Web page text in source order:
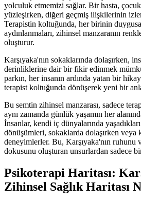
yolculuk etmemizi sağlar. Bir hasta,
yüzleşirken, diğeri geçmiş ilişkilerinin
Terapistin koltuğunda, her birinin
aydınlanmaları, zihinsel manzaranın
oluşturur.
Karşıyaka'nın sokaklarında dolaşırken,
derinliklerine dair bir fikir edinmek
parkın, her insanın ardında yatan bir
terapist koltuğunda dönüşerek yeni bir
Bu semtin zihinsel manzarası, sadece
aynı zamanda günlük yaşamın her
İnsanlar, kendi iç dünyalarında
dönüşümleri, sokaklarda dolaşırken veya
deneyimlerler. Bu, Karşıyaka'nın ruhunu
dokusunu oluşturan unsurlardan sadece
Psikoterapi Haritası:
Zihinsel Sağlık Haritası